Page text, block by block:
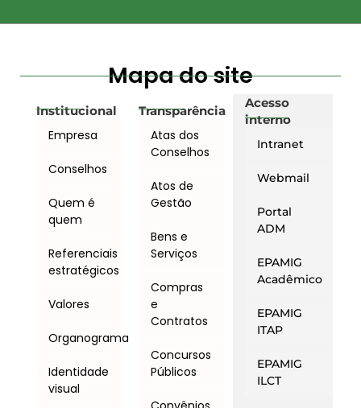
Mapa do site
Institucional
Empresa
Conselhos
Quem é
quem
Referenciais
estratégicos
Valores
Organograma
Identidade
visual
Transparência
Atas dos
Conselhos
Atos de
Gestão
Bens e
Serviços
Compras
e
Contratos
Concursos
Públicos
Acesso
interno
Intranet
Webmail
Portal
ADM
EPAMIG
Acadêmico
EPAMIG
ITAP
EPAMIG
ILCT